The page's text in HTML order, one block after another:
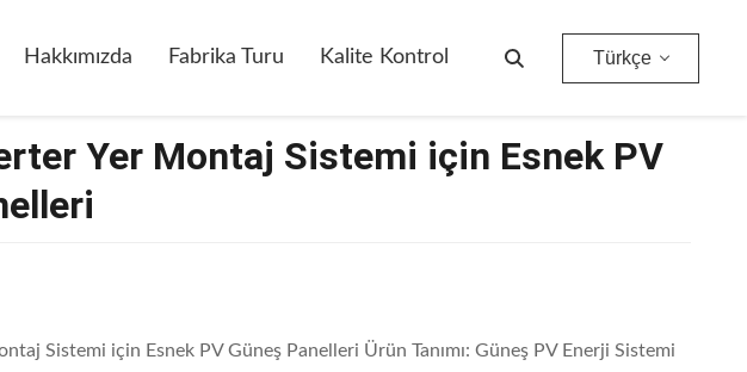
Hakkımızda Fabrika Turu Kalite Kontrol Türkçe
Yer Montaj Sistemi için Esnek PV
Sistemi için Esnek PV Güneş Panelleri Ürün Tanımı: Güneş PV Enerji Sistemi